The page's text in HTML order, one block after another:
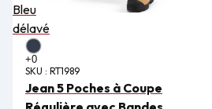
Bleu
délavé
SKU : RT1989
Jean 5 Poches à Coupe